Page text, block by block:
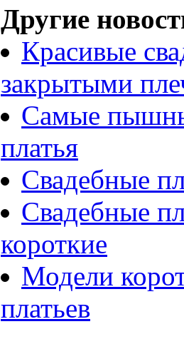
Другие
Красивые
закрытыми
Самые
платья
Свадебные
Свадебные
короткие
Модели
платьев